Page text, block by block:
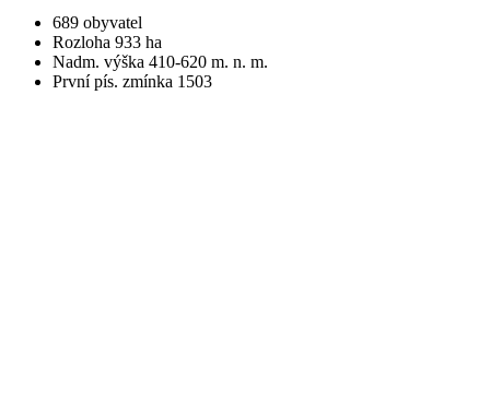
689 obyvatel
Rozloha 933 ha
Nadm. výška 410-620 m. n. m.
První pís. zmínka 1503